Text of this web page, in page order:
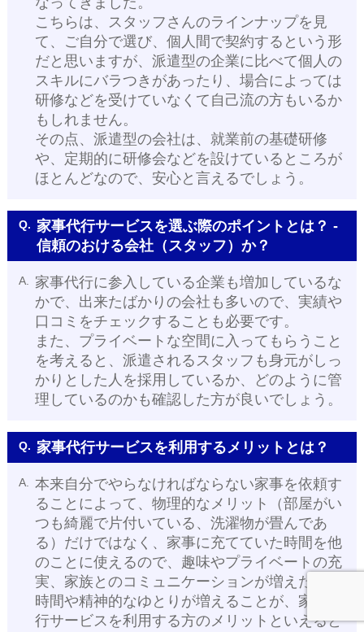
こちらは、スタッフさんのラインナップを見
て、ご自分で選び、個人間で契約するという形
だと思いますが、派遣型の企業に比べて個人の
スキルにバラつきがあったり、場合によっては
研修などを受けていなくて自己流の方もいるか
もしれません。
その点、派遣型の会社は、就業前の基礎研修
や、定期的に研修会などを設けているところが
ほとんどなので、安心と言えるでしょう。
Q. 家事代行サービスを選ぶ際のポイントとは？ -
信頼のおける会社（スタッフ）か？
A.
家事代行に参入している企業も増加しているな
かで、出来たばかりの会社も多いので、実績や
口コミをチェックすることも必要です。
また、プライベートな空間に入ってもらうこと
を考えると、派遣されるスタッフも身元がしっ
かりとした人を採用しているか、どのように管
理しているのかも確認した方が良いでしょう。
Q. 家事代行サービスを利用するメリットとは？
A.
本来自分でやらなければならない家事を依頼す
ることによって、物理的なメリット（部屋がい
つも綺麗で片付いている、洗濯物が畳んであ
る）だけではなく、家事に充てていた時間を他
のことに使えるので、趣味やプライベートの充
実、家族とのコミュニケーションが増えたりと
時間や精神的なゆとりが増えることが、家事代
行サービスを利用する方のメリットといえると